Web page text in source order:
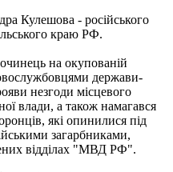
Кулешова - російського
краю РФ.
на окупованій
держави-
незгоди місцевого
влади, а також намагався
які опинилися під
загарбниками,
відділах "МВД РФ".